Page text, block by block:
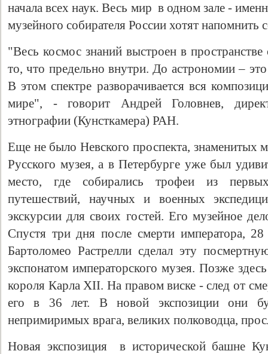
начала всех наук. Весь мир в одном зале -
музейного собирателя России хотят напомнить
"Весь космос знаний выстроен в
то, что предельно внутри. До астрономии –
В этом спектре разворачивается вся
мире", - говорит Андрей Головнев,
этнографии (Кунсткамера) РАН.
Еще не было Невского проспекта, знаменитых
Русского музея, а в Петербурге уже был
место, где собирались трофеи из
путешествий, научных и военных
экскурсии для своих гостей. Его музейное
Спустя три дня после смерти императора,
Бартоломео Растрелли сделал эту
экспонатом императорского музея. Позже
короля Карла XII. На правом виске - след от
его в 36 лет. В новой экспозиции они
непримиримых врага, великих полководца,
Новая экспозиция в исторической башне
Свидетельство